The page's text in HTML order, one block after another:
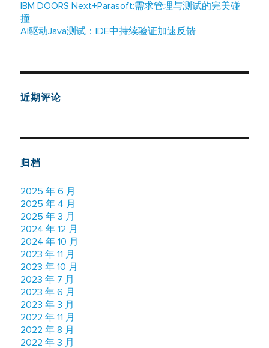
IBM DOORS Next+Parasoft:需求管理与测试的完美碰
撞
AI驱动Java测试：IDE中持续验证加速反馈
近期评论
归档
2025 年 6 月
2025 年 4 月
2025 年 3 月
2024 年 12 月
2024 年 10 月
2023 年 11 月
2023 年 10 月
2023 年 7 月
2023 年 6 月
2023 年 3 月
2022 年 11 月
2022 年 8 月
2022 年 3 月